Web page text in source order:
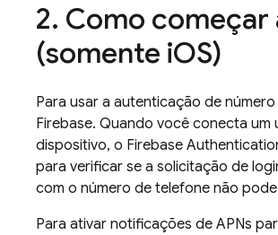
Como começar
(somente iOS)
Para usar a autenticação de
Firebase. Quando você conecta um
dispositivo, o Firebase
para verificar se a solicitação de
com o número de telefone não
Para ativar notificações de APNs